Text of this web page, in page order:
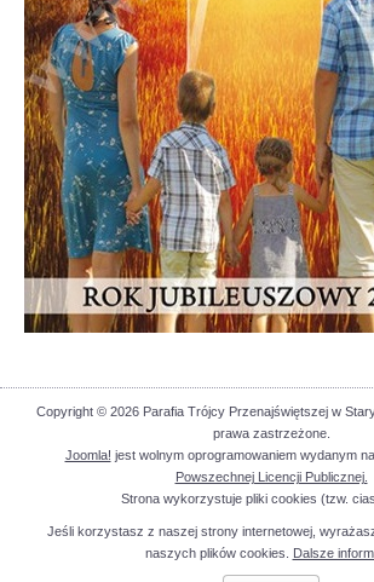
Copyright © 2026 Parafia Trójcy Przenajświętszej w
prawa zastrzeżone.
Joomla! jest wolnym oprogramowaniem wydanym
Powszechnej Licencji Publicznej.
Strona wykorzystuje pliki cookies (tzw.
Jeśli korzystasz z naszej strony internetowej,
naszych plików cookies.
Dalsze